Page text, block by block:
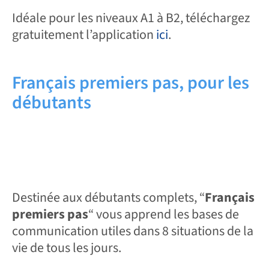
Idéale pour les niveaux A1 à B2, téléchargez
gratuitement l’applicationici.
Français premiers pas, pour les
débutants
Destinée aux débutants complets, “Français
premiers pas“ vous apprend les bases de
communication utiles dans 8 situations de la
vie de tous les jours.